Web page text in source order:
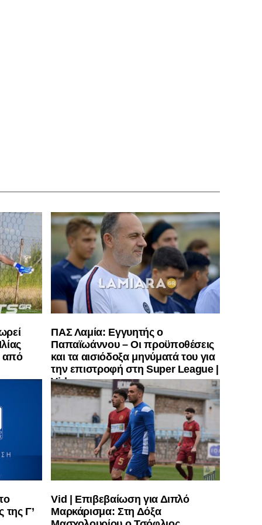
από
ΠΑΣ Λαμία: Εγγυητής ο
Παπαϊωάννου – Οι προϋποθέσεις
και τα αισιόδοξα μηνύματά του για
την επιστροφή στη Super League |
Vid
της Γ’
Vid | Επιβεβαίωση για Διπλό
Μαρκάρισμα: Στη Δόξα